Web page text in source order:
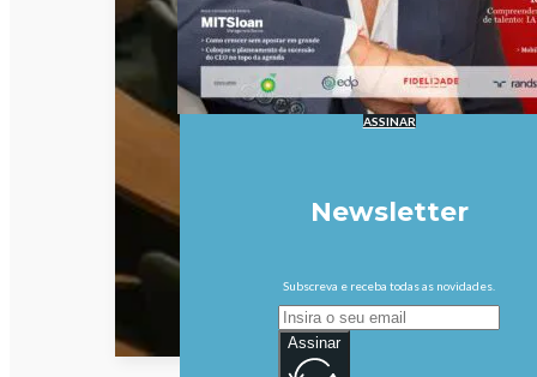
ASSINAR
Newsletter
Subscreva e receba todas as novidades.
Assinar